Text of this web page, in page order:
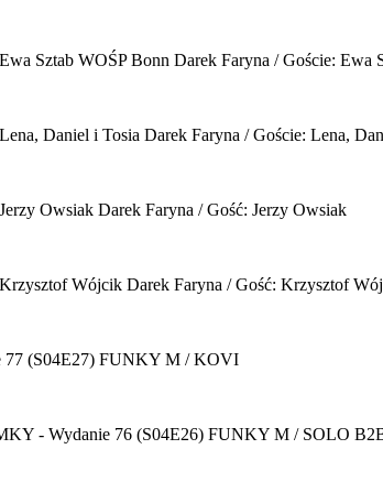
Sztab WOŚP Bonn Darek Faryna / Goście: Ewa
Daniel i Tosia Darek Faryna / Goście: Lena,
Owsiak Darek Faryna / Gość: Jerzy Owsiak
Wójcik Darek Faryna / Gość: Krzysztof
(S04E27) FUNKY M / KOVI
- Wydanie 76 (S04E26) FUNKY M / SOLO